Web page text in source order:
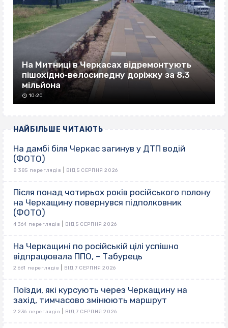
На Митниці в Черкасах відремонтують
пішохідно‐велосипедну доріжку за 8,3
мільйона
10:20
НАЙБІЛЬШЕ ЧИТАЮТЬ
На дамбі біля Черкас загинув у ДТП водій
(ФОТО)
8 385 переглядів ВІД 5 СЕРПНЯ 2026
Після понад чотирьох років російського полону
на Черкащину повернувся підполковник
(ФОТО)
4 364 переглядів ВІД 5 СЕРПНЯ 2026
На Черкащині по російській цілі успішно
відпрацювала ППО, – Табурець
2 661 переглядів ВІД 7 СЕРПНЯ 2026
Поїзди, які курсують через Черкащину на
захід, тимчасово змінюють маршрут
2 236 переглядів ВІД 7 СЕРПНЯ 2026